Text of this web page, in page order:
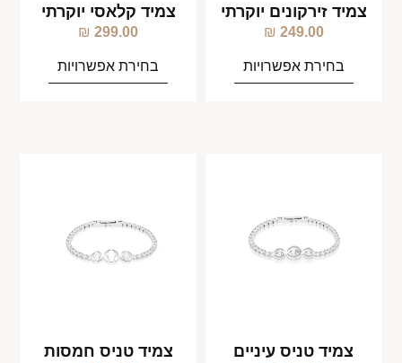
צמיד זירקונים יוקרתי
249.00
₪
בחירת אפשרויות
צמיד קלאסי יוקרתי
299.00
₪
בחירת אפשרויות
צמיד טניס עיניים צמיד טניס חמסות